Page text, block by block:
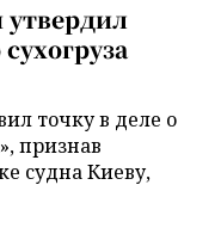
точку в деле о
признав
судна Киеву,